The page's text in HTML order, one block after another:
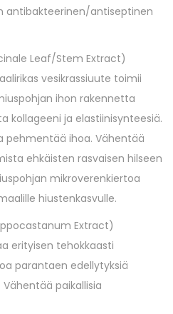
antibakteerinen/antiseptinen
Leaf/Stem Extract)
vesikrassiuute toimii
ihon rakennetta
kollageeni ja elastiinisynteesiä.
pehmentää ihoa. Vähentää
ehkäisten rasvaisen hilseen
mikroverenkiertoa
hiustenkasvulle.
Extract)
erityisen tehokkaasti
parantaen edellytyksiä
paikallisia